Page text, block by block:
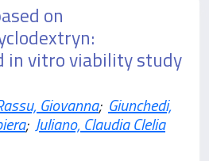
on
in vitro viability study
Giovanna; Giunchedi,
; Juliano, Claudia Clelia